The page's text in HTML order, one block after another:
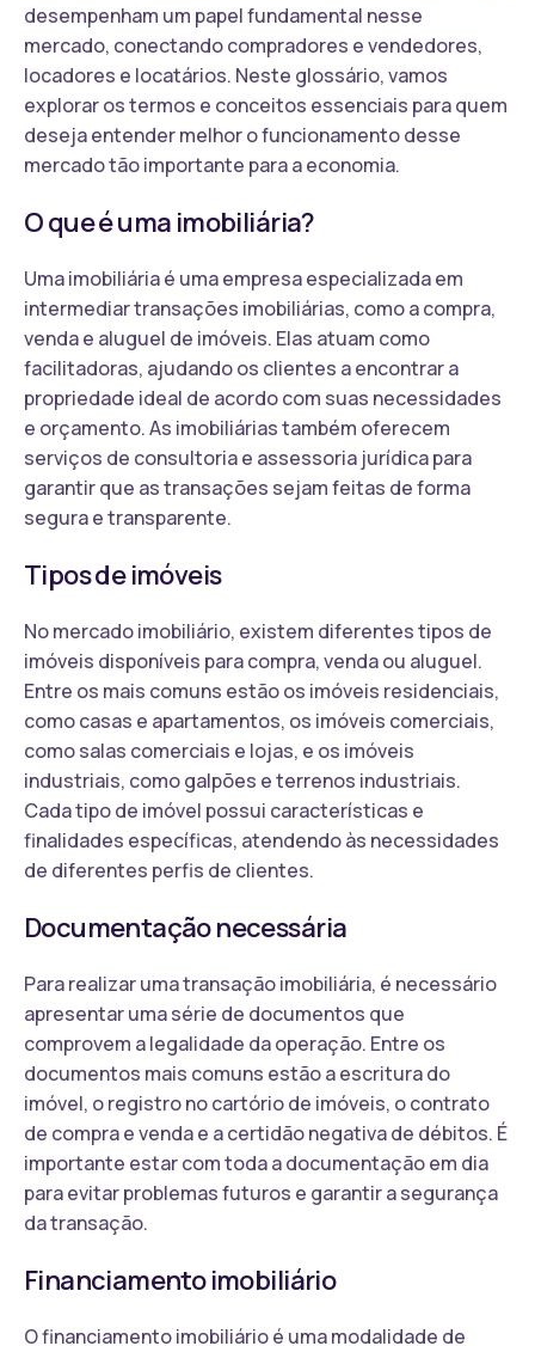
desempenham um papel fundamental nesse
mercado, conectando compradores e vendedores,
locadores e locatários. Neste glossário, vamos
explorar os termos e conceitos essenciais para quem
deseja entender melhor o funcionamento desse
mercado tão importante para a economia.
O que é uma imobiliária?
Uma imobiliária é uma empresa especializada em
intermediar transações imobiliárias, como a compra,
venda e aluguel de imóveis. Elas atuam como
facilitadoras, ajudando os clientes a encontrar a
propriedade ideal de acordo com suas necessidades
e orçamento. As imobiliárias também oferecem
serviços de consultoria e assessoria jurídica para
garantir que as transações sejam feitas de forma
segura e transparente.
Tipos de imóveis
No mercado imobiliário, existem diferentes tipos de
imóveis disponíveis para compra, venda ou aluguel.
Entre os mais comuns estão os imóveis residenciais,
como casas e apartamentos, os imóveis comerciais,
como salas comerciais e lojas, e os imóveis
industriais, como galpões e terrenos industriais.
Cada tipo de imóvel possui características e
finalidades específicas, atendendo às necessidades
de diferentes perfis de clientes.
Documentação necessária
Para realizar uma transação imobiliária, é necessário
apresentar uma série de documentos que
comprovem a legalidade da operação. Entre os
documentos mais comuns estão a escritura do
imóvel, o registro no cartório de imóveis, o contrato
de compra e venda e a certidão negativa de débitos. É
importante estar com toda a documentação em dia
para evitar problemas futuros e garantir a segurança
da transação.
Financiamento imobiliário
O financiamento imobiliário é uma modalidade de